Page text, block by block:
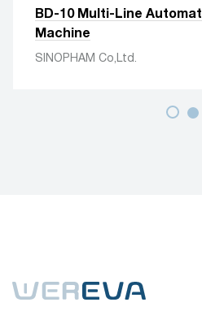
BD-10 Multi-Line
Machine
SINOPHAM Co,Ltd.